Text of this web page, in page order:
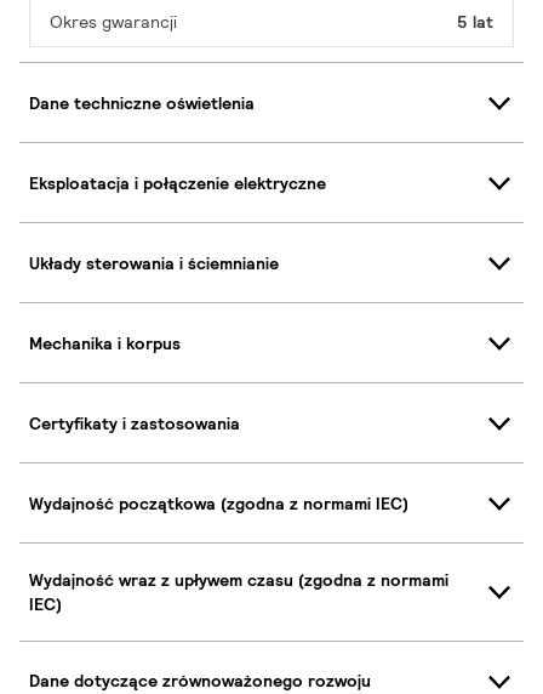
Okres gwarancji 5 lat
Dane techniczne oświetlenia
Eksploatacja i połączenie elektryczne
Układy sterowania i ściemnianie
Mechanika i korpus
Certyfikaty i zastosowania
Wydajność początkowa (zgodna z normami IEC)
Wydajność wraz z upływem czasu (zgodna z normami
IEC)
Dane dotyczące zrównoważonego rozwoju